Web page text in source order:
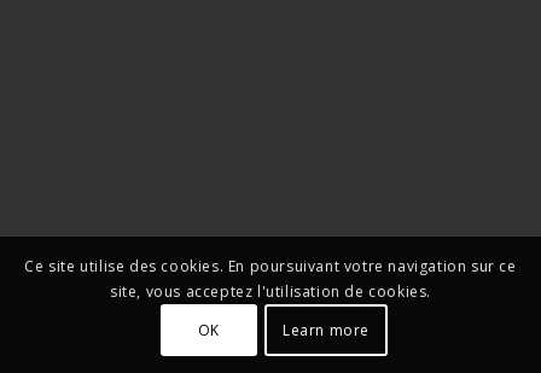
Ce site utilise des cookies. En poursuivant votre navigation sur ce
site, vous acceptez l'utilisation de cookies.
OK
Learn more